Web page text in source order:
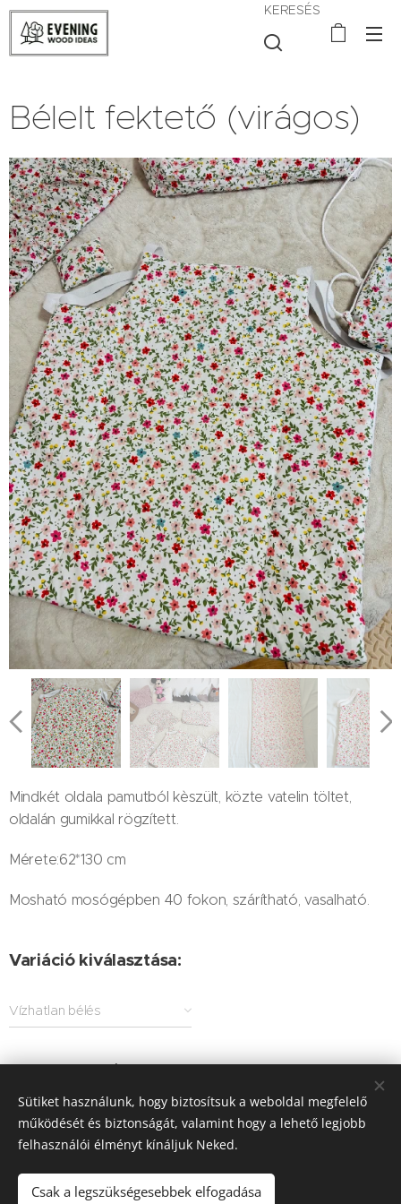
KERESÉS
Bélelt fektető (virágos)
Mindkét oldala pamutból kèszült, közte vatelin töltet,
oldalán gumikkal rögzített.
Mérete:62*130 cm
Mosható mosógépben 40 fokon, szárítható, vasalható.
Variáció kiválasztása:
Vízhatlan bélés
5 000Ft-tól
© 2025 Minden jog fenntartva
ÁSZF|Adatvédelmi Nyilatkozat
Sütiket használunk, hogy biztosítsuk a weboldal megfelelő
működését és biztonságát, valamint hogy a lehető legjobb
felhasználói élményt kínáljuk Neked.
Csak a legszükségesebbek elfogadása